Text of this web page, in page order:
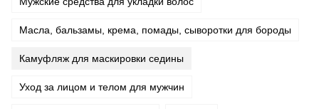
Масла, бальзамы, крема, помады, сыворотки для бороды
Камуфляж для маскировки седины
Уход за лицом и телом для мужчин